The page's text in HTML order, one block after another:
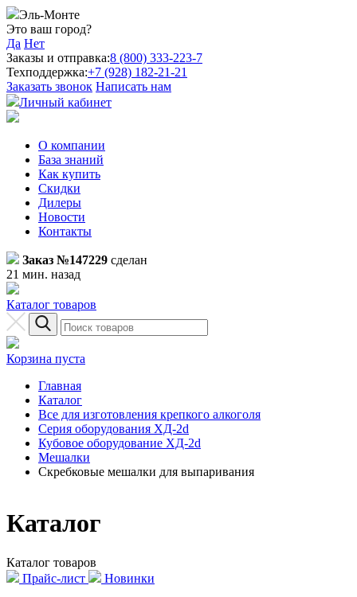
Эль-Монте
Это ваш город?
Да Нет
Заказы и отправка:8 (800) 333-223-7
Техподдержка:+7 (928) 182-21-21
Заказать звонок Написать нам
Личный кабинет
О компании
База знаний
Как купить
Скидки
Дилеры
Новости
Контакты
Заказ №147229 сделан
21 мин. назад
Каталог товаров
Корзина пуста
Главная
Каталог
Все для изготовления крепкого алкоголя
Серия оборудования ХД-2d
Кубовое оборудование ХД-2d
Мешалки
Скребковые мешалки для выпаривания
Каталог
Каталог товаров
Прайс-лист
Новинки